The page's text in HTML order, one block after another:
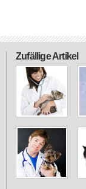
Zufällige Artikel